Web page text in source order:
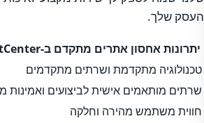
העסק שלך.
יתרונות אחסון אתרים מתקדם ב-HostCenter
טכנולוגיה מתקדמת ושרתים מתקדמים
שרתים מותאמים אישית לביצועים ואמינות
חווית משתמש מהירה וחלקה